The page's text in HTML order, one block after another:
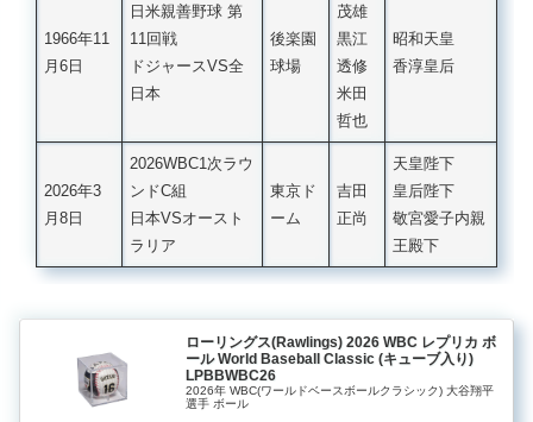
1966年11
月6日
日米親善野球 第
11回戦
ドジャースVS全
日本
後楽園
球場
茂雄
黒江
透修
米田
哲也
昭和天皇
香淳皇后
2026年3
月8日
2026WBC1次ラウ
ンドC組
日本VSオースト
ラリア
東京ド
ーム
吉田
正尚
天皇陛下
皇后陛下
敬宮愛子内親
王殿下
ローリングス(Rawlings) 2026 WBC レプリカ ボ
ール World Baseball Classic (キューブ入り)
LPBBWBC26
2026年 WBC(ワールドベースボールクラシック) 大谷翔平
選手 ボール